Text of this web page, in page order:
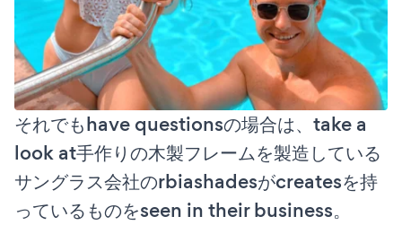
それでもhave questionsの場合は、take a
look at手作りの木製フレームを製造している
サングラス会社のrbiashadesがcreatesを持
っているものをseen in their business。